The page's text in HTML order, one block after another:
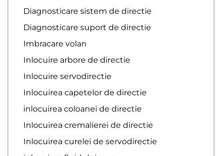
Diagnosticare sistem de directie
Diagnosticare suport de directie
Imbracare volan
Inlocuire arbore de directie
Inlocuire servodirectie
Inlocuirea capetelor de directie
inlocuirea coloanei de directie
Inlocuirea cremalierei de directie
Inlocuirea curelei de servodirectie